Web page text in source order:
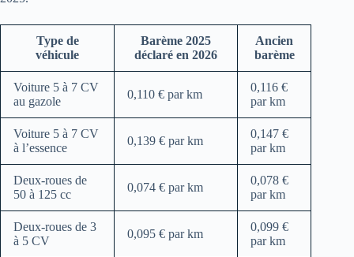
Type de
véhicule
Barème 2025
déclaré en 2026
Ancien
barème
Voiture 5 à 7 CV
au gazole
0,110 € par km
0,116 €
par km
Voiture 5 à 7 CV
à l’essence
0,139 € par km
0,147 €
par km
Deux-roues de
50 à 125 cc
0,074 € par km
0,078 €
par km
Deux-roues de 3
à 5 CV
0,095 € par km
0,099 €
par km